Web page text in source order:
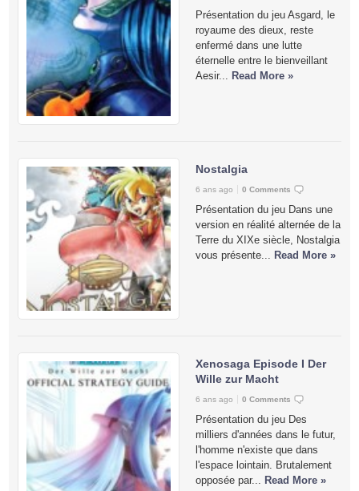
Présentation du jeu Asgard, le
royaume des dieux, reste
enfermé dans une lutte
éternelle entre le bienveillant
Aesir... Read More »
Nostalgia
6 ans ago 0 Comments
Présentation du jeu Dans une
version en réalité alternée de la
Terre du XIXe siècle, Nostalgia
vous présente... Read More »
Xenosaga Episode I Der
Wille zur Macht
6 ans ago 0 Comments
Présentation du jeu Des
milliers d'années dans le futur,
l'homme n'existe que dans
l'espace lointain. Brutalement
opposée par... Read More »